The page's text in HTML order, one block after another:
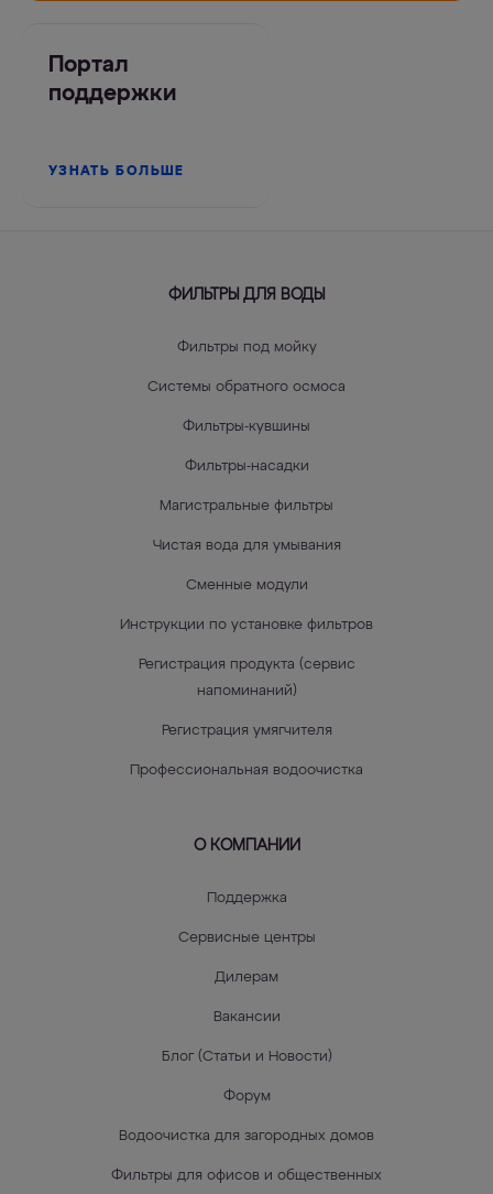
Портал
поддержки
УЗНАТЬ БОЛЬШЕ
ФИЛЬТРЫ ДЛЯ ВОДЫ
Фильтры под мойку
Системы обратного осмоса
Фильтры-кувшины
Фильтры-насадки
Магистральные фильтры
Чистая вода для умывания
Сменные модули
Инструкции по установке фильтров
Регистрация продукта (сервис
напоминаний)
Регистрация умягчителя
Профессиональная водоочистка
О КОМПАНИИ
Поддержка
Сервисные центры
Дилерам
Вакансии
Блог (Статьи и Новости)
Форум
Водоочистка для загородных домов
Фильтры для офисов и общественных